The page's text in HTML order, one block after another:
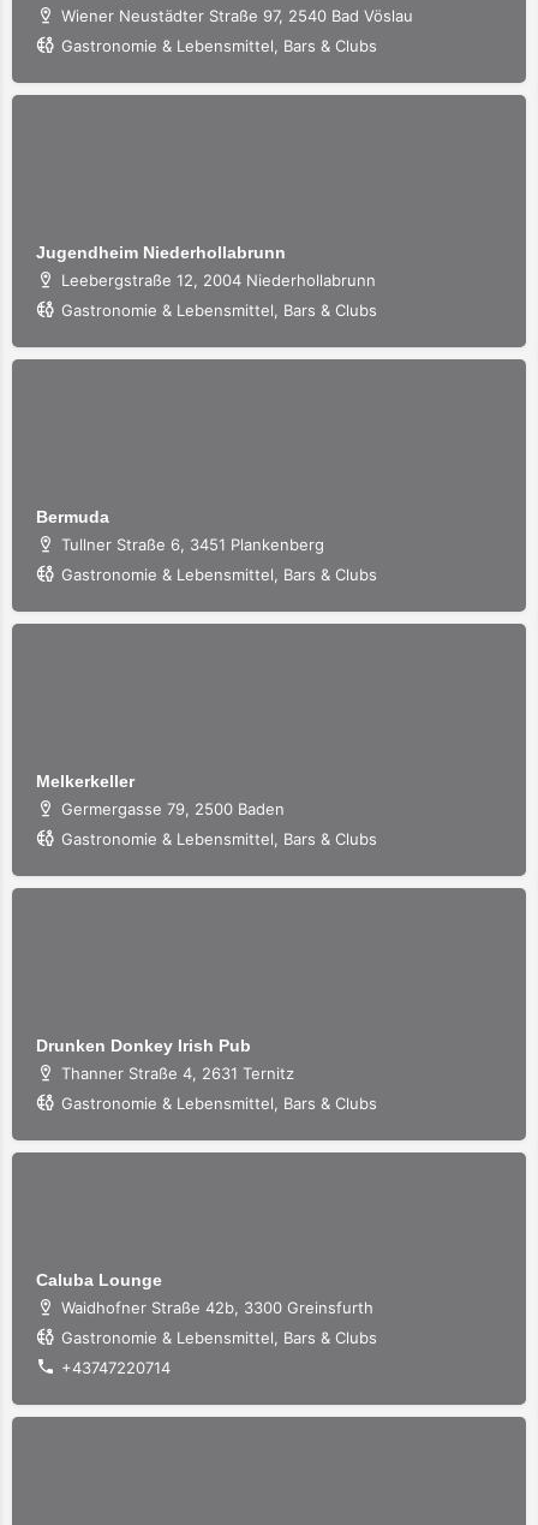
Wiener Neustädter Straße 97, 2540 Bad Vöslau
Gastronomie & Lebensmittel, Bars & Clubs
Jugendheim Niederhollabrunn
Leebergstraße 12, 2004 Niederhollabrunn
Gastronomie & Lebensmittel, Bars & Clubs
Bermuda
Tullner Straße 6, 3451 Plankenberg
Gastronomie & Lebensmittel, Bars & Clubs
Melkerkeller
Germergasse 79, 2500 Baden
Gastronomie & Lebensmittel, Bars & Clubs
Drunken Donkey Irish Pub
Thanner Straße 4, 2631 Ternitz
Gastronomie & Lebensmittel, Bars & Clubs
Caluba Lounge
Waidhofner Straße 42b, 3300 Greinsfurth
Gastronomie & Lebensmittel, Bars & Clubs
+43747220714